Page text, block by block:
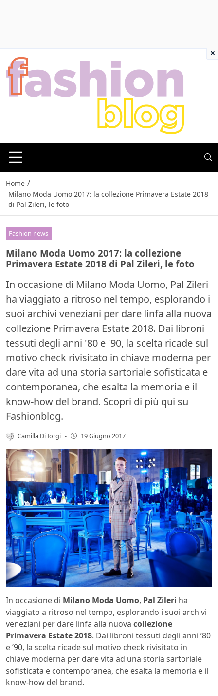
Home /
Milano Moda Uomo 2017: la collezione Primavera Estate 2018
di Pal Zileri, le foto
Fashion news
Milano Moda Uomo 2017: la collezione
Primavera Estate 2018 di Pal Zileri, le foto
In occasione di Milano Moda Uomo, Pal Zileri
ha viaggiato a ritroso nel tempo, esplorando i
suoi archivi veneziani per dare linfa alla nuova
collezione Primavera Estate 2018. Dai libroni
tessuti degli anni '80 e '90, la scelta ricade sul
motivo check rivisitato in chiave moderna per
dare vita ad una storia sartoriale sofisticata e
contemporanea, che esalta la memoria e il
know-how del brand. Scopri di più qui su
Fashionblog.
Camilla Di Iorgi - 19 Giugno 2017
In occasione di Milano Moda Uomo, Pal Zileri ha
viaggiato a ritroso nel tempo, esplorando i suoi archivi
veneziani per dare linfa alla nuova collezione
Primavera Estate 2018. Dai libroni tessuti degli anni ’80
e ’90, la scelta ricade sul motivo check rivisitato in
chiave moderna per dare vita ad una storia sartoriale
sofisticata e contemporanea, che esalta la memoria e il
know-how del brand.
×